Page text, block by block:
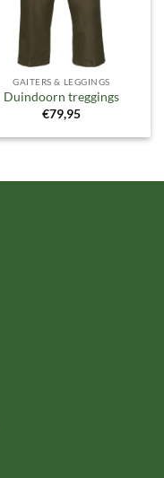
GAITERS & LEGGINGS
Duindoorn treggings
€79,95